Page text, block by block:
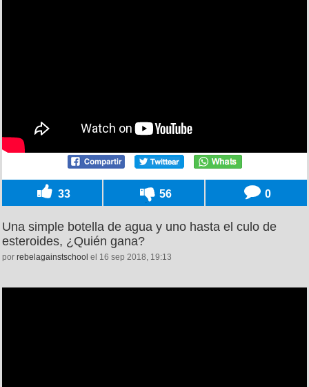
33 56 0
Una simple botella de agua y uno hasta el culo de
esteroides, ¿Quién gana?
por rebelagainstschool el 16 sep 2018, 19:13